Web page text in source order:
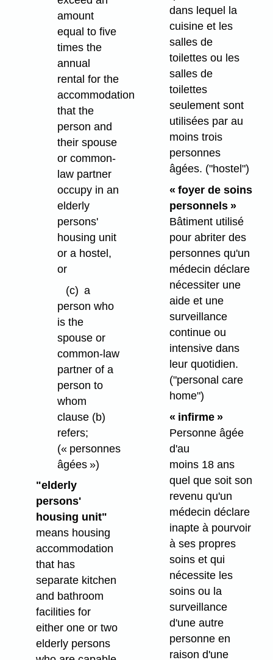
amount
equal to five
times the
annual
rental for the
accommodation
that the
person and
their spouse
or common-
law partner
occupy in an
elderly
persons'
housing unit
or a hostel,
or
(c) a
person who
is the
spouse or
common-law
partner of a
person to
whom
clause (b)
refers;
(« personnes
âgées »)
"elderly
persons'
housing unit"
means housing
accommodation
that has
separate kitchen
and bathroom
facilities for
either one or two
elderly persons
dans lequel la
cuisine et les
salles de
toilettes ou les
salles de
toilettes
seulement sont
utilisées par au
moins trois
personnes
âgées. ("hostel")
« foyer de soins
personnels »
Bâtiment utilisé
pour abriter des
personnes qu'un
médecin déclare
nécessiter une
aide et une
surveillance
continue ou
intensive dans
leur quotidien.
("personal care
home")
« infirme »
Personne âgée
d'au
moins 18 ans
quel que soit son
revenu qu'un
médecin déclare
inapte à pourvoir
à ses propres
soins et qui
nécessite les
soins ou la
surveillance
d'une autre
personne en
raison d'une